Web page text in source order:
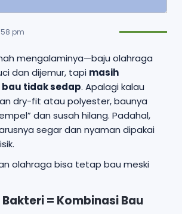
pm
mengalaminya—baju olahraga
dan dijemur, tapi masih
tidak sedap. Apalagi kalau
dry-fit atau polyester, baunya
dan susah hilang. Padahal,
segar dan nyaman dipakai
olahraga bisa tetap bau meski
Bakteri = Kombinasi Bau